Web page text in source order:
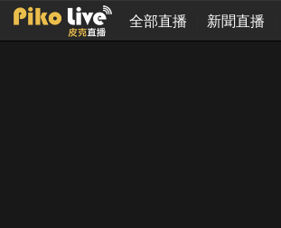
全部直播 新聞直播